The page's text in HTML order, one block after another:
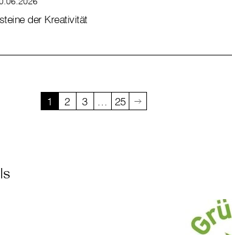
der Kreativität
1 2 3 … 25